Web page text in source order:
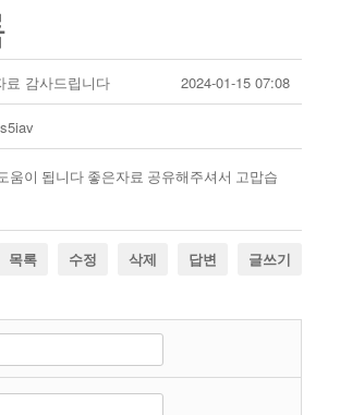
료 감사드립니다 2024-01-15 07:08
움이 됩니다 좋은자료 공유해주셔서 고맙습
목록 수정 삭제 답변 글쓰기